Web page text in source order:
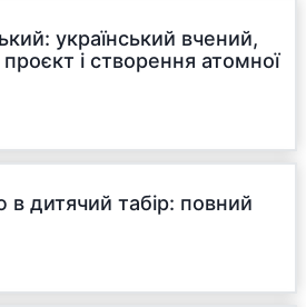
український вчений,
і створення атомної
дитячий табір: повний